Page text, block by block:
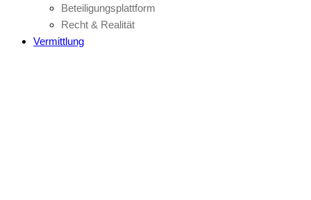
Beteiligungsplattform
Recht & Realität
Vermittlung